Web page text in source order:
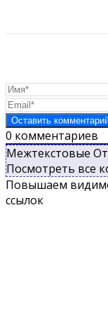
0 комментариев
Межтекстовые
Посмотреть все
Повышаем
ссылок